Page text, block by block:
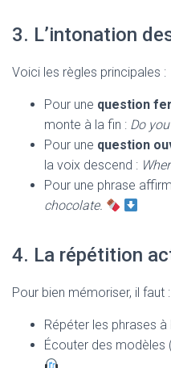
3. L’intonation
Voici les règles principales :
Pour une question
monte à la fin : Do
Pour une question
la voix descend :
Pour une phrase
chocolate.
4. La répétition
Pour bien mémoriser, il faut :
Répéter les phrases
Écouter des modèles